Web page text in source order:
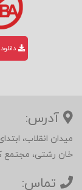
آدرس:
خان رشتی، مجتمع
تماس: